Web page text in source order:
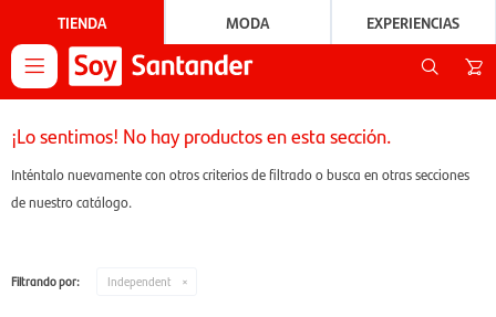
TIENDA MODA EXPERIENCIAS

¡Lo sentimos! No hay productos en esta sección.
Inténtalo nuevamente con otros criterios de filtrado o busca en otras secciones
de nuestro catálogo.
Filtrando por: Independent